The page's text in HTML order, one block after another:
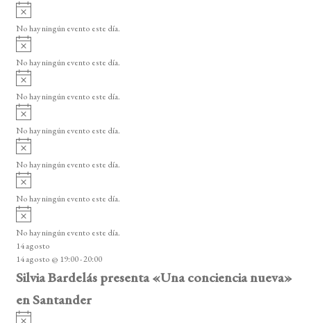
A
v
i
o
No hay ningún evento este día.
A
v
i
o
No hay ningún evento este día.
A
v
i
o
No hay ningún evento este día.
A
v
i
o
No hay ningún evento este día.
A
v
i
o
No hay ningún evento este día.
A
v
i
o
No hay ningún evento este día.
A
v
i
s
o
No hay ningún evento este día.
14 agosto
14 agosto @ 19:00-20:00
Silvia Bardelás presenta «Una conciencia nueva»
en Santander
A